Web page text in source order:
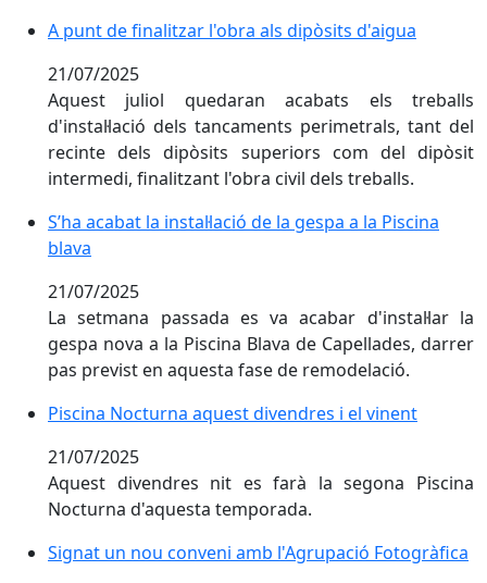
A punt de finalitzar l'obra als dipòsits d'aigua
A punt de finalitzar l'obra als dipòsits d'aigua
21/07/2025
Aquest juliol quedaran acabats els treballs
d'instal·lació dels tancaments perimetrals, tant del
recinte dels dipòsits superiors com del dipòsit
intermedi, finalitzant l'obra civil dels treballs.
S’ha acabat la instal·lació de la gespa a la Piscina blava
S’ha acabat la instal·lació de la gespa a la Piscina
blava
21/07/2025
La setmana passada es va acabar d'instal·lar la
gespa nova a la Piscina Blava de Capellades, darrer
pas previst en aquesta fase de remodelació.
Piscina Nocturna aquest divendres i el vinent
Piscina Nocturna aquest divendres i el vinent
21/07/2025
Aquest divendres nit es farà la segona Piscina
Nocturna d'aquesta temporada.
Signat un nou conveni amb l'Agrupació Fotogràfica
Signat un nou conveni amb l'Agrupació Fotogràfica